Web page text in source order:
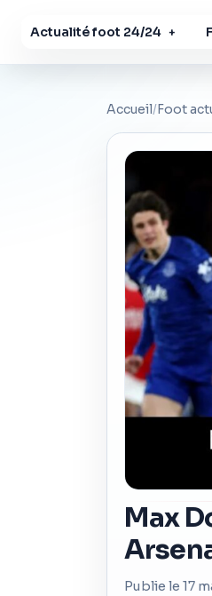
Actualité foot 24/24 +
Accueil/Foot
Max
Publie le 17